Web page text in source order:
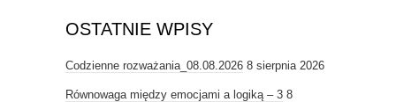
OSTATNIE WPISY
Codzienne rozważania_08.08.2026 8 sierpnia 2026
Równowaga między emocjami a logiką – 3 8